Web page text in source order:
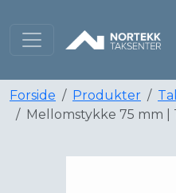
Forside Produkter
Mellomstykke 75 mm |